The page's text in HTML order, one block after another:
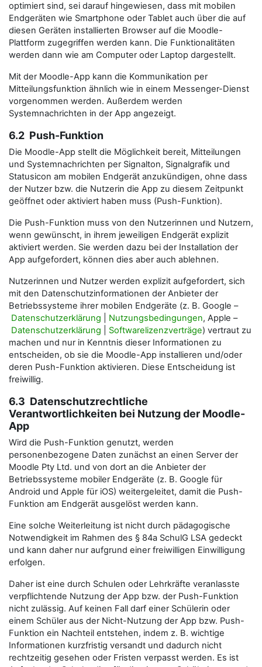
optimiert sind, sei darauf hingewiesen, dass mit mobilen
Endgeräten wie Smartphone oder Tablet auch über die auf
diesen Geräten installierten Browser auf die Moodle-
Plattform zugegriffen werden kann. Die Funktionalitäten
werden dann wie am Computer oder Laptop dargestellt.
Mit der Moodle-App kann die Kommunikation per
Mitteilungsfunktion ähnlich wie in einem Messenger-Dienst
vorgenommen werden. Außerdem werden
Systemnachrichten in der App angezeigt.
6.2 Push-Funktion
Die Moodle-App stellt die Möglichkeit bereit, Mitteilungen
und Systemnachrichten per Signalton, Signalgrafik und
Statusicon am mobilen Endgerät anzukündigen, ohne dass
der Nutzer bzw. die Nutzerin die App zu diesem Zeitpunkt
geöffnet oder aktiviert haben muss (Push-Funktion).
Die Push-Funktion muss von den Nutzerinnen und Nutzern,
wenn gewünscht, in ihrem jeweiligen Endgerät explizit
aktiviert werden. Sie werden dazu bei der Installation der
App aufgefordert, können dies aber auch ablehnen.
Nutzerinnen und Nutzer werden explizit aufgefordert, sich
mit den Datenschutzinformationen der Anbieter der
Betriebssysteme ihrer mobilen Endgeräte (z. B. Google –
Datenschutzerklärung
Nutzungsbedingungen, Apple –
Datenschutzerklärung
Softwarelizenzverträge) vertraut zu
machen und nur in Kenntnis dieser Informationen zu
entscheiden, ob sie die Moodle-App installieren und/oder
deren Push-Funktion aktivieren. Diese Entscheidung ist
freiwillig.
6.3 Datenschutzrechtliche
Verantwortlichkeiten bei Nutzung der Moodle-
App
Wird die Push-Funktion genutzt, werden
personenbezogene Daten zunächst an einen Server der
Moodle Pty Ltd. und von dort an die Anbieter der
Betriebssysteme mobiler Endgeräte (z. B. Google für
Android und Apple für iOS) weitergeleitet, damit die Push-
Funktion am Endgerät ausgelöst werden kann.
Eine solche Weiterleitung ist nicht durch pädagogische
Notwendigkeit im Rahmen des § 84a SchulG LSA gedeckt
und kann daher nur aufgrund einer freiwilligen Einwilligung
erfolgen.
Daher ist eine durch Schulen oder Lehrkräfte veranlasste
verpflichtende Nutzung der App bzw. der Push-Funktion
nicht zulässig. Auf keinen Fall darf einer Schülerin oder
einem Schüler aus der Nicht-Nutzung der App bzw. Push-
Funktion ein Nachteil entstehen, indem z. B. wichtige
Informationen kurzfristig versandt und dadurch nicht
rechtzeitig gesehen oder Fristen verpasst werden. Es ist